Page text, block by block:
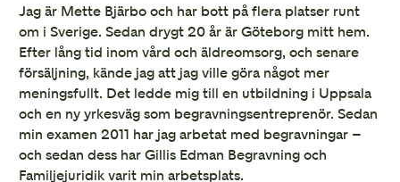
Jag är Mette Bjärbo och har bott på flera platser runt
om i Sverige. Sedan drygt 20 år är Göteborg mitt hem.
Efter lång tid inom vård och äldreomsorg, och senare
försäljning, kände jag att jag ville göra något mer
meningsfullt. Det ledde mig till en utbildning i Uppsala
och en ny yrkesväg som begravningsentreprenör. Sedan
min examen 2011 har jag arbetat med begravningar –
och sedan dess har Gillis Edman Begravning och
Familjejuridik varit min arbetsplats.